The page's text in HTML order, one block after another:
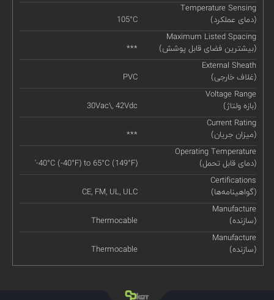
Temperature Sensing
(دمای عملکرد)
105°C
Maximum Listed Spacing
(بیشترین فضای قابل پوشش)
***
External Sheath
(غلاف خارجی)
PVC
Voltage Range
(بازه ولتاژ)
30Vac\, 42Vdc
Current Rating
(میزان جریان)
***
Operating Temperature
(دمای قابل تحمل)
'-40°C (-40°F) to 65°C (149°F)
Certifications
(گواهینامه‌ها)
CE, FM, UL, ULC
Manufacture
(سازنده)
Thermocable
Manufacture
(سازنده)
Thermocable